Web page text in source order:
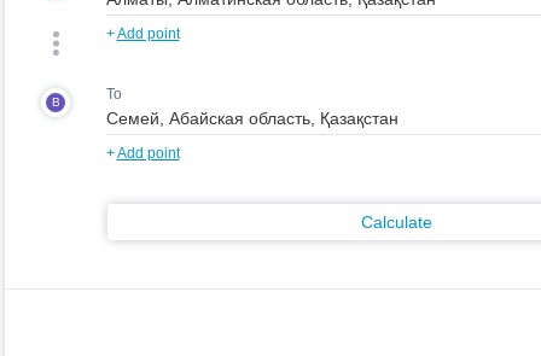
+Add point
B To
+Add point
Calculate